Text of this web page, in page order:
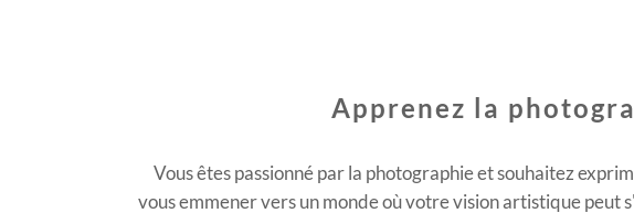
Apprenez la
Vous êtes passionné par la photographie et souhaitez
vous emmener vers un monde où votre vision artistique